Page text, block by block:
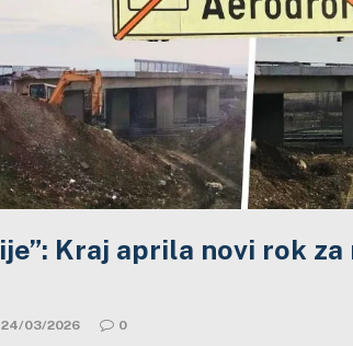
Kraj aprila novi rok za
24/03/2026 0